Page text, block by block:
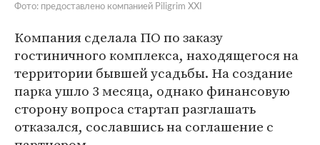
Фото: предоставлено компанией Piligrim XXI
Компания сделала ПО по заказу
гостиничного комплекса, находящегося на
территории бывшей усадьбы. На создание
парка ушло 3 месяца, однако финансовую
сторону вопроса стартап разглашать
отказался, сославшись на соглашение с